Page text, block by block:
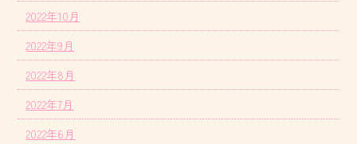
2022年10月
2022年9月
2022年8月
2022年7月
2022年6月